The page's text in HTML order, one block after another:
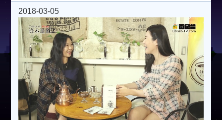
2018-03-05